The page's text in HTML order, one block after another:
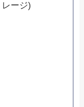
ージ)